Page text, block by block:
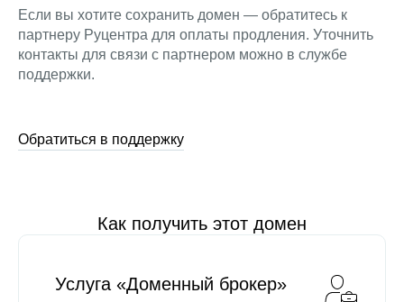
Если вы хотите сохранить домен — обратитесь к
партнеру Руцентра для оплаты продления. Уточнить
контакты для связи с партнером можно в службе
поддержки.
Обратиться в поддержку
Как получить этот домен
Услуга «Доменный брокер»